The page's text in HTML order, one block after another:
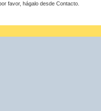
favor, hágalo desde Contacto.